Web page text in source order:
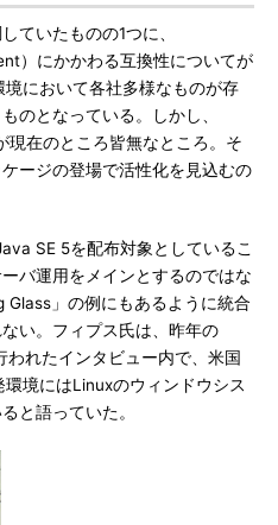
ていたものの1つに、
）にかかわる互換性についてが
において各社多様なものが存
のとなっている。しかし、
現在のところ皆無なところ。そ
ージの登場で活性化を見込むの
SE 5を配布対象としているこ
バ運用をメインとするのではな
」の例にもあるように統合
い。フィプス氏は、昨年の
れたインタビュー内で、米国
境にはLinuxのウィンドウシス
と語っていた。